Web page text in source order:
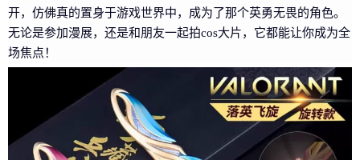
开，仿佛真的置身于游戏世界中，成为了那个英勇无畏的角色。
无论是参加漫展，还是和朋友一起拍cos大片，它都能让你成为全
场焦点！